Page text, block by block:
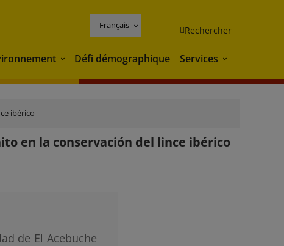
Français Rechercher
Environnement
Défi démographique Services Services
ibérico
en la conservación del lince ibérico
de El Acebuche